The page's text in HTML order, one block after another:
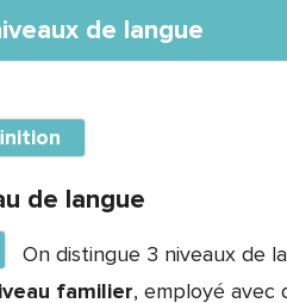
de langue
de langue
On distingue 3 niveaux de
familier, employé avec